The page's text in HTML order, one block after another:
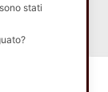
stati